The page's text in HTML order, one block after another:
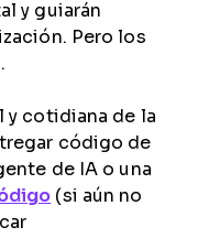
y guiarán
Pero los
y cotidiana de la
código de
de IA o una
(si aún no